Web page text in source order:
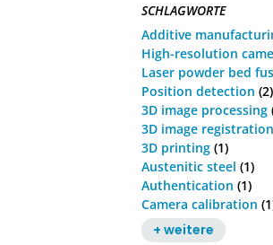
SCHLAGWORTE
Additive
High-resolution
Laser powder bed
Position detection (2)
3D image processing
3D image registration
3D printing (1)
Austenitic steel (1)
Authentication (1)
Camera calibration
+ weitere